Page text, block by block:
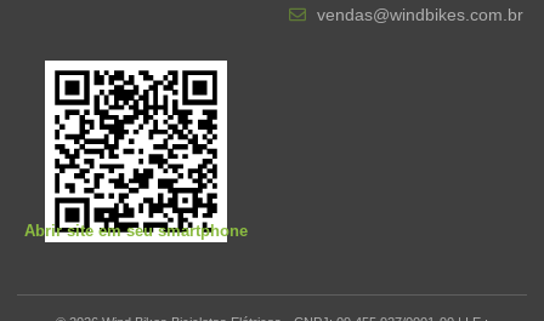
Abrir site em seu smartphone
vendas@windbikes.com.br